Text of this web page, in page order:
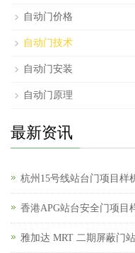
自动门价格
自动门技术
自动门安装
自动门原理
最新资讯
杭州15号线站台门项目样
香港APG站台安全门项目
雅加达 MRT 二期屏蔽门